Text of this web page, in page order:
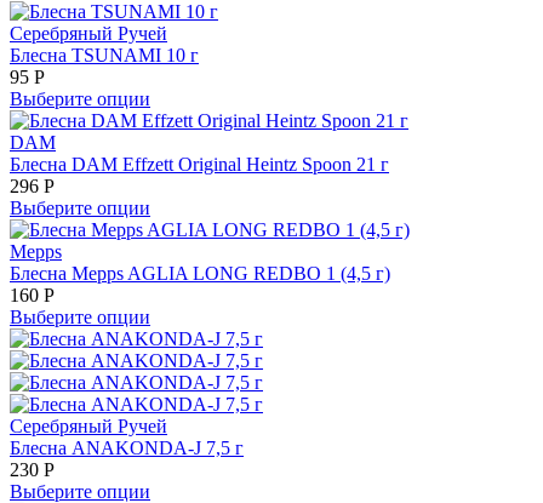
Серебряный Ручей
Блесна TSUNAMI 10 г
95 Р
Выберите опции
DAM
Блесна DAM Effzett Original Heintz Spoon 21 г
296 Р
Выберите опции
Mepps
Блесна Mepps AGLIA LONG REDBO 1 (4,5 г)
160 Р
Выберите опции
Серебряный Ручей
Блесна ANAKONDA-J 7,5 г
230 Р
Выберите опции